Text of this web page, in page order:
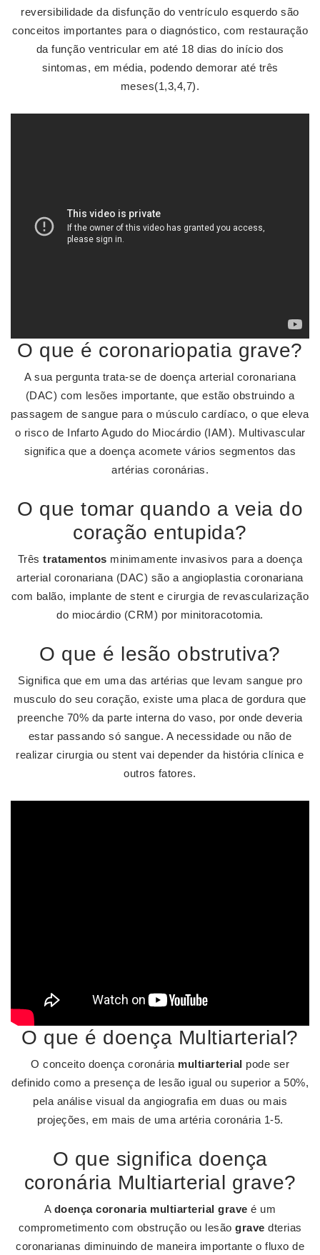
reversibilidade da disfunção do ventrículo esquerdo são
conceitos importantes para o diagnóstico, com restauração
da função ventricular em até 18 dias do início dos
sintomas, em média, podendo demorar até três
meses(1,3,4,7).
O que é coronariopatia grave?
A sua pergunta trata-se de doença arterial coronariana
(DAC) com lesões importante, que estão obstruindo a
passagem de sangue para o músculo cardíaco, o que eleva
o risco de Infarto Agudo do Miocárdio (IAM). Multivascular
significa que a doença acomete vários segmentos das
artérias coronárias.
O que tomar quando a veia do
coração entupida?
Três tratamentos minimamente invasivos para a doença
arterial coronariana (DAC) são a angioplastia coronariana
com balão, implante de stent e cirurgia de revascularização
do miocárdio (CRM) por minitoracotomia.
O que é lesão obstrutiva?
Significa que em uma das artérias que levam sangue pro
musculo do seu coração, existe uma placa de gordura que
preenche 70% da parte interna do vaso, por onde deveria
estar passando só sangue. A necessidade ou não de
realizar cirurgia ou stent vai depender da história clínica e
outros fatores.
O que é doença Multiarterial?
O conceito doença coronária multiarterial pode ser
definido como a presença de lesão igual ou superior a 50%,
pela análise visual da angiografia em duas ou mais
projeções, em mais de uma artéria coronária 1-5.
O que significa doença
coronária Multiarterial grave?
A doença coronaria multiarterial grave é um
comprometimento com obstrução ou lesão grave dterias
coronarianas diminuindo de maneira importante o fluxo de